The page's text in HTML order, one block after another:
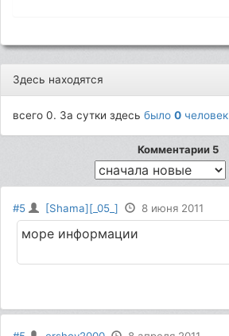
Здесь находятся
всего 0. За сутки здесьбыло0 человек
Комментарии 5
#5 [Shama][_05_] 8 июня 2011
море информации